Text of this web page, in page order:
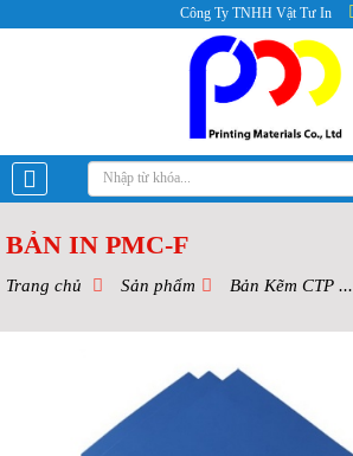
Công Ty TNHH Vật Tư In
BẢN IN PMC-F
Trang chủ Sản phẩm Bản Kẽm CTP ...